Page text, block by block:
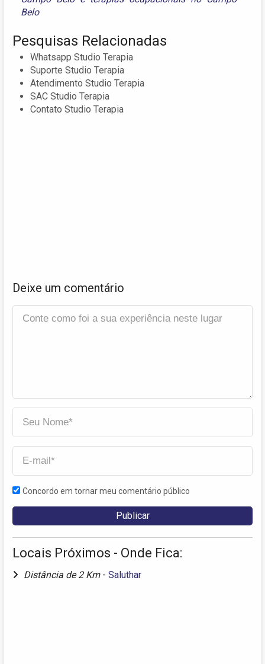
Belo
Pesquisas Relacionadas
Whatsapp Studio Terapia
Suporte Studio Terapia
Atendimento Studio Terapia
SAC Studio Terapia
Contato Studio Terapia
Deixe um comentário
Concordo em tornar meu comentário público
Locais Próximos - Onde Fica:
Distância de 2 Km - Saluthar